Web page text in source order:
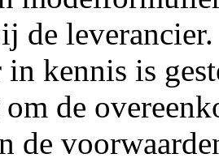
de
kennis is
om de
de